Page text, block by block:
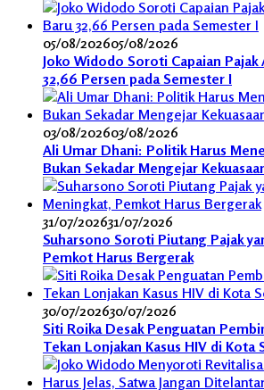
05/08/202605/08/2026
Joko Widodo Soroti Capaian Pajak
32,66 Persen pada Semester I
03/08/202603/08/2026
Ali Umar Dhani: Politik Harus
Bukan Sekadar Mengejar
31/07/202631/07/2026
Suharsono Soroti Piutang Pajak
Pemkot Harus Bergerak
30/07/202630/07/2026
Siti Roika Desak Penguatan
Tekan Lonjakan Kasus HIV di Kota